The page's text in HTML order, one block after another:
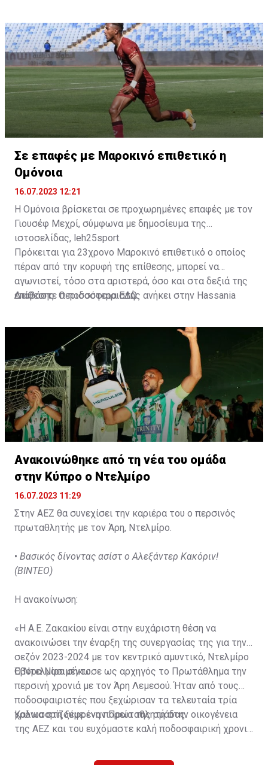
δώοσυν το παρών τους στην απογευματινή προπόνηση
της ομάδας.
Σε επαφές με Μαροκινό επιθετικό η
Ομόνοια
16.07.2023 12:21
Η Ομόνοια βρίσκεται σε προχωρημένες επαφές με τον
Γιουσέφ Μεχρί, σύμφωνα με δημοσίευμα της
ιστοσελίδας, leh25sport.
Πρόκειται για 23χρονο Μαροκινό επιθετικό ο οποίος
πέραν από την κορυφή της επίθεσης, μπορεί να
αγωνιστεί, τόσο στα αριστερά, όσο και στα δεξιά της
επίθεσης. Ο ποδοσφαιριστής ανήκει στην Hassania
2026.
Διαβάστε περισσότεραΕΔΩ.
Ανακοινώθηκε από τη νέα του ομάδα
στην Κύπρο ο Ντελμίρο
16.07.2023 11:29
Στην ΑΕΖ θα συνεχίσει την καριέρα του ο περσινός
πρωταθλητής με τον Άρη, Ντελμίρο.
• Βασικός δίνοντας ασίστ ο Αλεξάντερ Κακόριν!
(ΒΙΝΤΕΟ)
Η ανακοίνωση:
«Η Α.Ε. Ζακακίου είναι στην ευχάριστη θέση να
ανακοινώσει την έναρξη της συνεργασίας της για την
σεζόν 2023-2024 με τον κεντρικό αμυντικό, Ντελμίρο
Έβορα Νασιμέντο.
Ο Ντελμίρο σήκωσε ως αρχηγός το Πρωτάθλημα την
περσινή χρονιά με τον Άρη Λεμεσού. Ήταν από τους
ποδοσφαιριστές που ξεχώρισαν τα τελευταία τρία
χρόνια στη ξέφρενη πορεία της ομάδας.
Καλωσορίζουμε έναν Πρωταθλητή στην οικογένεια
της ΑΕΖ και του ευχόμαστε καλή ποδοσφαιρική χρονιά